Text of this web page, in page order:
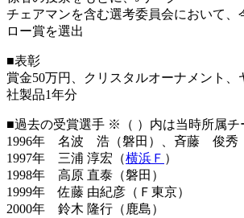
チェアマンを含む選考委員会において、
ロー賞を選出
■表彰
賞金50万円、クリスタルオーナメント、
社製品1年分
■過去の受賞選手 ※（ ）内は当時所属チ
1996年 名波 浩（磐田）、斉藤 俊秀
1997年 三浦 淳宏（横浜Ｆ ）
1998年 高原 直泰（磐田）
1999年 佐藤 由紀彦（Ｆ東京）
2000年 鈴木 隆行（鹿島）